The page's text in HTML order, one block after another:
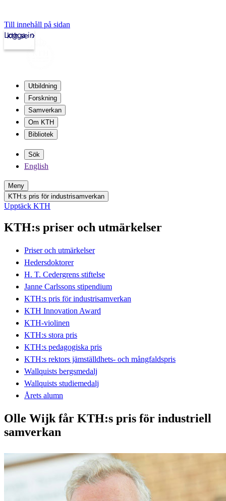
Till innehåll på sidan
kth.se
Logga in
Utbildning
Forskning
Samverkan
Om KTH
Bibliotek
Sök
English
Meny
KTH:s pris för industrisamverkan
Upptäck KTH
KTH:s priser och utmärkelser
Priser och utmärkelser
Hedersdoktorer
H. T. Cedergrens stiftelse
Janne Carlssons stipendium
KTH:s pris för industrisamverkan
KTH Innovation Award
KTH-violinen
KTH:s stora pris
KTH:s pedagogiska pris
KTH:s rektors jämställdhets- och mångfaldspris
Wallquists bergsmedalj
Wallquists studiemedalj
Årets alumn
Olle Wijk får KTH:s pris för industriell
samverkan